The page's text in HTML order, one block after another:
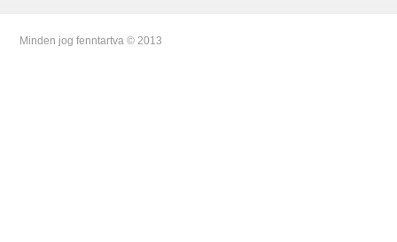
Minden jog fenntartva © 2013